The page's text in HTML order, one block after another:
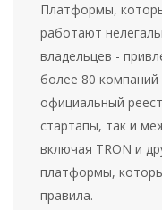
Платформы,
работают
владельцев -
более 80
официальный
стартапы, так и
включая TRON и
платформы,
правила.